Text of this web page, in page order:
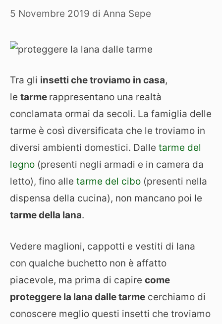
5 Novembre 2019 di Anna Sepe
Tra gli insetti che troviamo in casa,
le tarme rappresentano una realtà
conclamata ormai da secoli. La famiglia delle
tarme è così diversificata che le troviamo in
diversi ambienti domestici. Dalle tarme del
legno (presenti negli armadi e in camera da
letto), fino alle tarme del cibo (presenti nella
dispensa della cucina), non mancano poi le
tarme della lana.
Vedere maglioni, cappotti e vestiti di lana
con qualche buchetto non è affatto
piacevole, ma prima di capire come
proteggere la lana dalle tarme cerchiamo di
conoscere meglio questi insetti che troviamo